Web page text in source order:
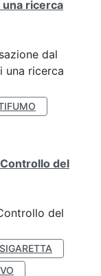
ricerca
dal
una ricerca
del
del
SIGARETTA